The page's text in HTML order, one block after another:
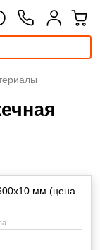
мм (цена